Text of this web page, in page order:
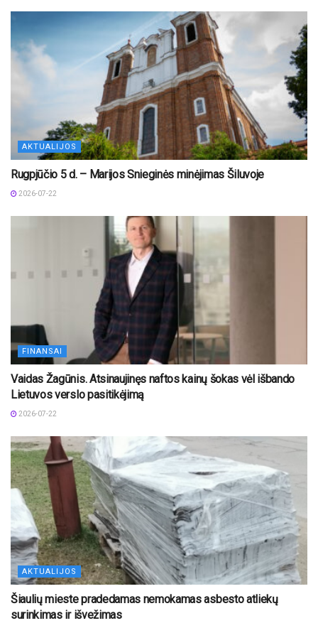
AKTUALIJOS
Rugpjūčio 5 d. – Marijos Snieginės minėjimas Šiluvoje
2026-07-22
FINANSAI
Vaidas Žagūnis. Atsinaujinęs naftos kainų šokas vėl išbando
Lietuvos verslo pasitikėjimą
2026-07-22
AKTUALIJOS
Šiaulių mieste pradedamas nemokamas asbesto atliekų
surinkimas ir išvežimas